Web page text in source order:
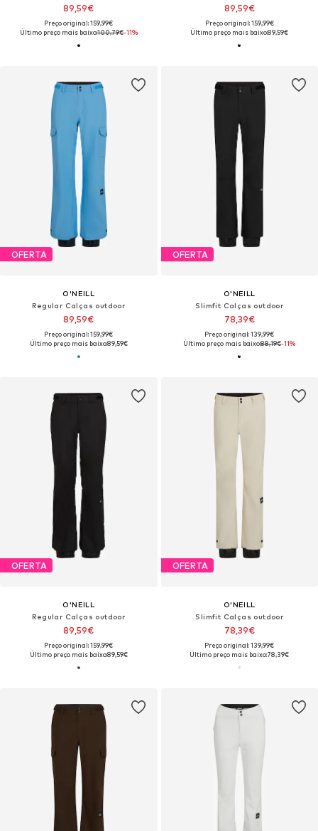
89,59€
Preço original: 159,99€
Último preço mais baixo:100,79€-11%
89,59€
Preço original: 159,99€
Último preço mais baixo:89,59€
OFERTA
O'NEILL
Regular Calças outdoor
89,59€
Preço original: 159,99€
Último preço mais baixo:89,59€
OFERTA
O'NEILL
Slimfit Calças outdoor
78,39€
Preço original: 139,99€
Último preço mais baixo:88,19€-11%
OFERTA
O'NEILL
Regular Calças outdoor
89,59€
Preço original: 159,99€
Último preço mais baixo:89,59€
OFERTA
O'NEILL
Slimfit Calças outdoor
78,39€
Preço original: 139,99€
Último preço mais baixo:78,39€